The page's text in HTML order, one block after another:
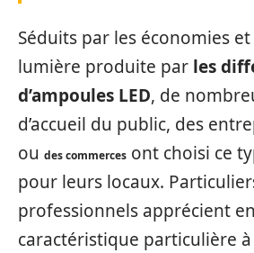
Séduits par les économies
lumière produite par les
d’ampoules LED, de
d’accueil du public, des
ou des commerces ont choisi ce
pour leurs locaux.
professionnels apprécient
caractéristique particulière à